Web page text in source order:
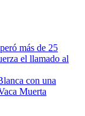
más de 25
el llamado al
con una
Muerta